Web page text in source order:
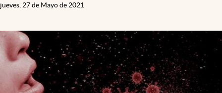
jueves, 27 de Mayo de 2021